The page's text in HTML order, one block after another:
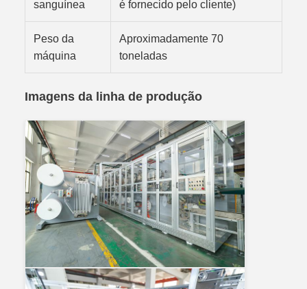
sanguínea é fornecido pelo cliente)
Peso da
máquina
Aproximadamente 70
toneladas
Imagens da linha de produção